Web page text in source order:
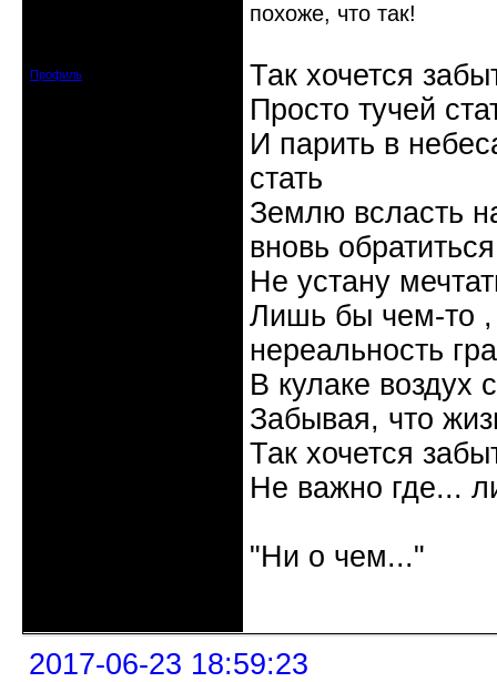
Профиль
похоже, что так!
Так хочется
Просто тучей
И парить в
стать
Землю всласть
вновь обратиться
Не устану
Лишь бы чем-то ,
нереальность
В кулаке
Забывая, что
Так хочется
Не важно где...
"Ни о чем..."
2017-06-23 18:59:23